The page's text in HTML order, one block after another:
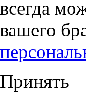
всегда
вашего
Принять